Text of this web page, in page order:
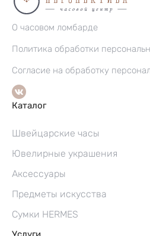
О часовом ломбарде
Политика обработки
Согласие на обработку
Каталог
Швейцарские часы
Ювелирные украшения
Аксессуары
Предметы искусства
Сумки HERMES